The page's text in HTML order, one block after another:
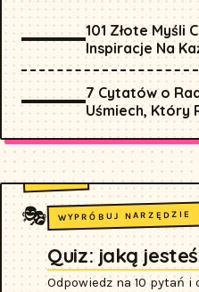
101 Złote Myśli
Inspiracje Na
7 Cytatów o
Uśmiech, Który
🎭 WYPRÓBUJ NARZĘDZIE
Quiz: jaką
Odpowiedz na 10 pytań